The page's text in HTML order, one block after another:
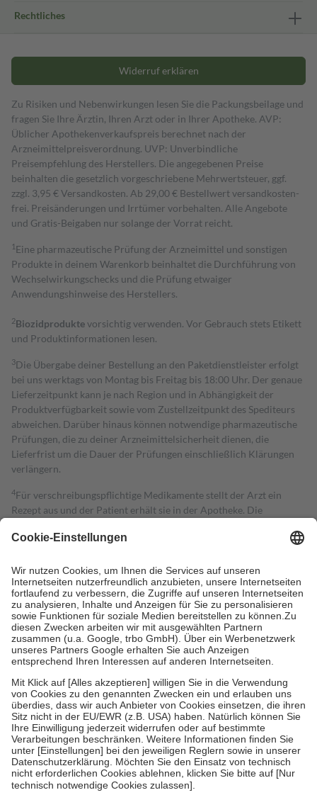
Rechtliches
Widerruf erklären
Zu Risiken und Nebenwirkungen lesen Sie die Packungsbeilage und
fragen Sie Ihre Ärztin, Ihren Arzt oder in Ihrer Apotheke. AVP:
Üblicher Apothekenverkaufspreis berechnet nach der
Arzneimittelpreisverordnung. UVP: Unverbindliche
Preisempfehlung des Herstellers. Die angegebenen Preise
beinhalten die gesetzlich vorgeschriebene Mehrwertsteuer, ggf.
zzgl. 3,95 € Versandkosten. Ab 29,00 € Bestell­wert versand­kosten­
frei. Preisänderungen und Irrtümer vorbehalten. Alle Angebote
und Gratis-Beigaben nur solange der Vorrat reicht.
1 Eine pharmazeutische Prüfung der Arzneimittel und sonstigen
Produkte in deinem Warenkorb beinhaltet die Durchführung von
Wechselwirkungschecks und die Prüfung etwaiger
Anwendungshinweise des Herstellers.
2Biozidproduktevorsichtig verwenden. Vor Gebrauch stets Etikett
und Produktinformationen lesen.
3Die Übergabe deiner Bestellung an den Paketdienstleister erfolgt
bei uns werktags von Montag bis Freitag bis 18:00 Uhr. Der genaue
Lieferzeitpunkt kann je nach Region und in Abhängigkeit der
Produktverfügbarkeit sowie vom Zustellzeitpunkt des Spediteurs
abweichen. Darüber hinaus können notwendige pharmazeutische
Prüfungen, die zu deiner Arzneimittelsicherheit dienen, die
Lieferfrist um die Dauer der Prüfungen einschließlich Klärungen
verlängern.
4Für verschreibungspflichtige Medikamente stellt der Arzt ein
Rezept aus und der Patient erhält sie in der Apotheke. Die
Kosten dafür, der Versicherte trägt einen Teil davon als Zuzahlung
Grundsätzlich leisten Mitglieder Zuzahlungen in Höhe von zehn
Prozent des Abgabepreises,mindestensjedochfünf Euround
höchstens zehn Euro.Es sind jedoch nie mehr als die tatsächlichen
Kosten der Leistung zu entrichten.
Diese Regeln gelten grundsätzlich auch für Online-Apotheken.
Bei Heilmitteln und häuslicher Krankenpflege beträgt die
Zuzahlung zehn Prozent der Kosten sowie zehn Euro je
Um das Engagement der Versicherten für ihre eigene Gesundheit zu
stärken und die besondere Stellung der Familie zu unterstützen,
fallenkeine Zuzahlungen an bei:
• Kindern und Jugendlichen bis zum vollendeten 18. Lebensjahr
mit Ausnahme der Fahrkosten
• Untersuchungen zur Vorsorge und Früherkennung, die von der
GKV getragen werden
• empfohlenen Schutzimpfungen